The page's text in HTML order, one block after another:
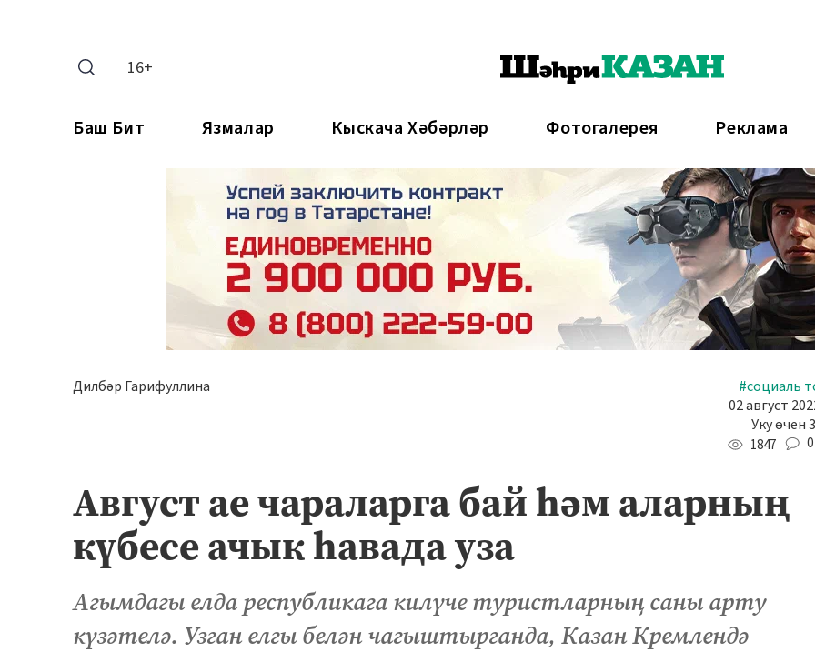
16+
Баш Бит Язмалар Кыскача Хәбәрләр Фотогалерея Реклама
Дилбәр Гарифуллина
#социаль
02 август
Уку өчен
1847 0
Август ае чараларга бай һәм аларның
күбесе ачык һавада уза
Агымдагы елда республикага килүче туристларның саны арту
күзәтелә. Узган елгы белән чагыштырганда, Казан Кремлендә